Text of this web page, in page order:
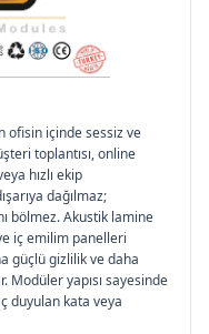
ofisin içinde sessiz ve
toplantısı, online
hızlı ekip
dağılmaz;
bölmez. Akustik lamine
iç emilim panelleri
güçlü gizlilik ve daha
yapısı sayesinde
duyulan kata veya